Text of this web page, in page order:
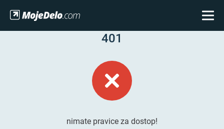
401
nimate pravice za dostop!